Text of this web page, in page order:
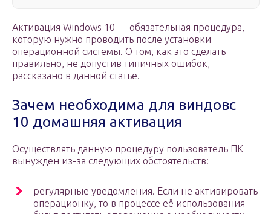
Активация Windows 10 — обязательная процедура,
которую нужно проводить после установки
операционной системы. О том, как это сделать
правильно, не допустив типичных ошибок,
рассказано в данной статье.
Зачем необходима для виндовс
10 домашняя активация
Осуществлять данную процедуру пользователь ПК
вынужден из-за следующих обстоятельств:
регулярные уведомления. Если не активировать
операционку, то в процессе её использования